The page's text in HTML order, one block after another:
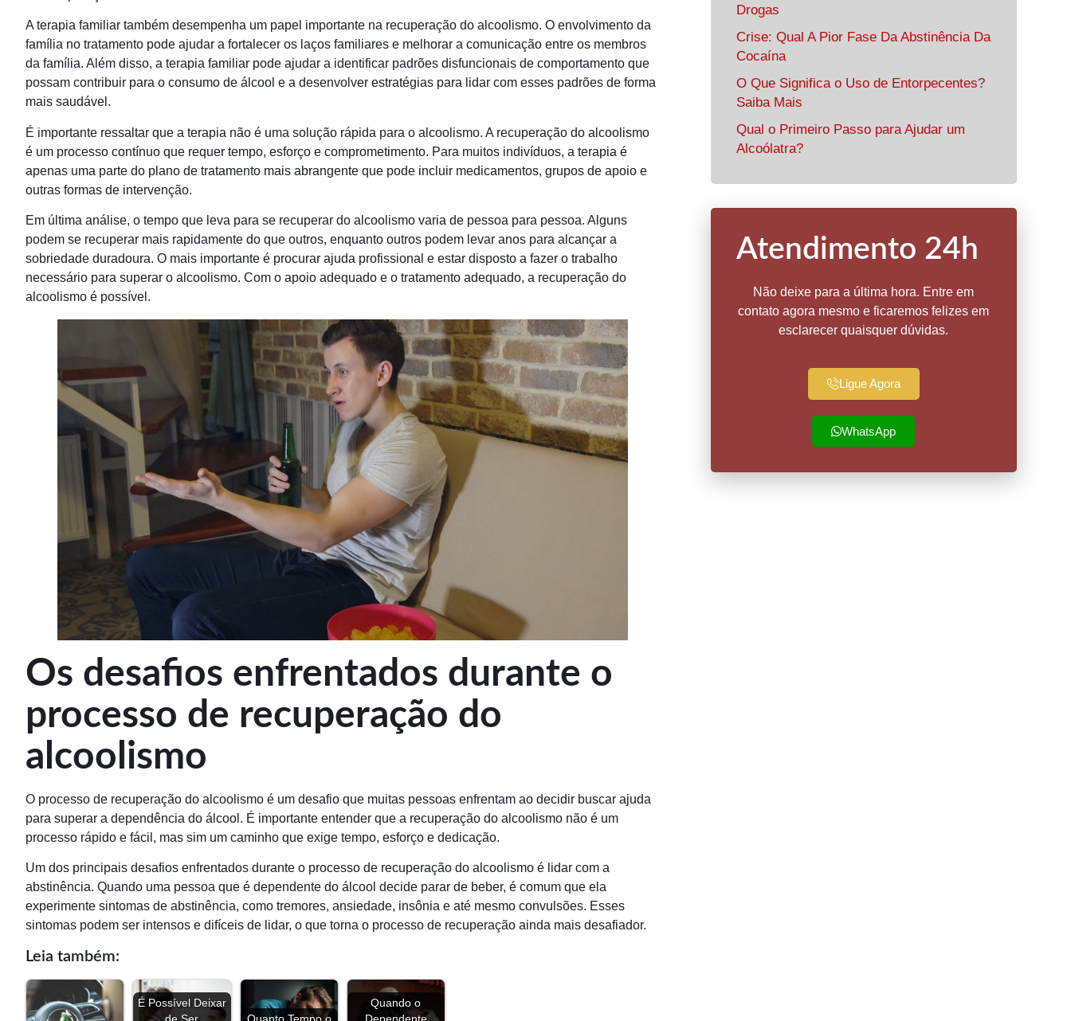
A terapia familiar também desempenha um papel importante na recuperação do alcoolismo. O envolvimento da
família no tratamento pode ajudar a fortalecer os laços familiares e melhorar a comunicação entre os membros
da família. Além disso, a terapia familiar pode ajudar a identificar padrões disfuncionais de comportamento que
possam contribuir para o consumo de álcool e a desenvolver estratégias para lidar com esses padrões de forma
mais saudável.
É importante ressaltar que a terapia não é uma solução rápida para o alcoolismo. A recuperação do alcoolismo
é um processo contínuo que requer tempo, esforço e comprometimento. Para muitos indivíduos, a terapia é
apenas uma parte do plano de tratamento mais abrangente que pode incluir medicamentos, grupos de apoio e
outras formas de intervenção.
Em última análise, o tempo que leva para se recuperar do alcoolismo varia de pessoa para pessoa. Alguns
podem se recuperar mais rapidamente do que outros, enquanto outros podem levar anos para alcançar a
sobriedade duradoura. O mais importante é procurar ajuda profissional e estar disposto a fazer o trabalho
necessário para superar o alcoolismo. Com o apoio adequado e o tratamento adequado, a recuperação do
alcoolismo é possível.
Os desafios enfrentados durante o
processo de recuperação do
alcoolismo
O processo de recuperação do alcoolismo é um desafio que muitas pessoas enfrentam ao decidir buscar ajuda
para superar a dependência do álcool. É importante entender que a recuperação do alcoolismo não é um
processo rápido e fácil, mas sim um caminho que exige tempo, esforço e dedicação.
Um dos principais desafios enfrentados durante o processo de recuperação do alcoolismo é lidar com a
abstinência. Quando uma pessoa que é dependente do álcool decide parar de beber, é comum que ela
experimente sintomas de abstinência, como tremores, ansiedade, insônia e até mesmo convulsões. Esses
sintomas podem ser intensos e difíceis de lidar, o que torna o processo de recuperação ainda mais desafiador.
Leia também:
É Possível Deixar
Quando o
Drogas
Crise: Qual A Pior Fase Da Abstinência Da
Cocaína
O Que Significa o Uso de Entorpecentes?
Saiba Mais
Qual o Primeiro Passo para Ajudar um
Alcoólatra?
Atendimento 24h
Não deixe para a última hora. Entre em
contato agora mesmo e ficaremos felizes em
esclarecer quaisquer dúvidas.
Ligue Agora
WhatsApp